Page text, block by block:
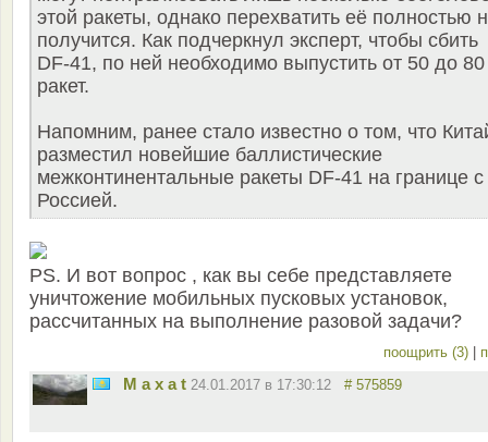
этой ракеты, однако перехватить её полностью
получится. Как подчеркнул эксперт, чтобы сбить
DF-41, по ней необходимо выпустить от 50 до 80
ракет.
Напомним, ранее стало известно о том, что
разместил новейшие баллистические
межконтинентальные ракеты DF-41 на границе с
Россией.
PS. И вот вопрос , как вы себе представляете
уничтожение мобильных пусковых установок,
рассчитанных на выполнение разовой задачи?
поощрить (3)
M a x a t 24.01.2017 в 17:30:12 # 575859